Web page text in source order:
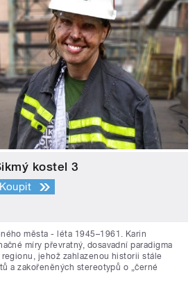
kostel 3
Koupit
města - léta 1945–1961. Karin
míry převratný, dosavadní paradigma
jehož zahlazenou historii stále
a zakořeněných stereotypů o „černé